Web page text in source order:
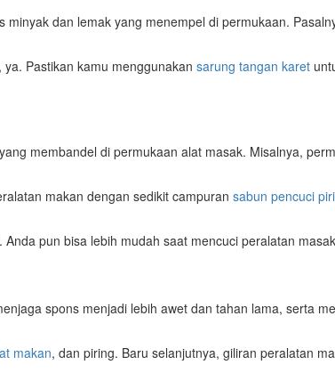
dan lemak yang menempel di permukaan.
Pastikan kamu menggunakan sarung tangan karet
membandel di permukaan alat masak. Misalnya,
makan dengan sedikit campuran sabun pencuci
pun bisa lebih mudah saat mencuci peralatan
spons menjadi lebih awet dan tahan lama, serta
makan, dan piring. Baru selanjutnya, giliran peralatan